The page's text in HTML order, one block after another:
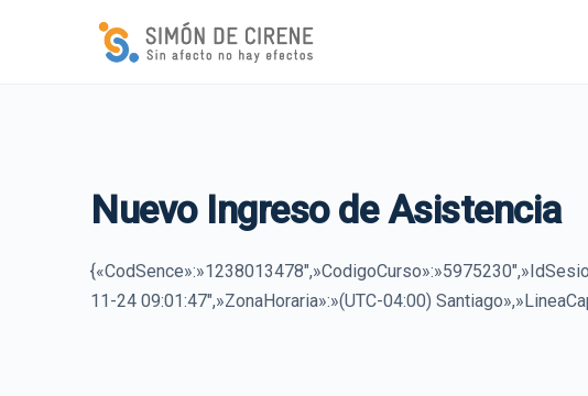
Nuevo Ingreso de Asistencia
11-24 09:01:47″,»ZonaHoraria»:»(UTC-04:00)